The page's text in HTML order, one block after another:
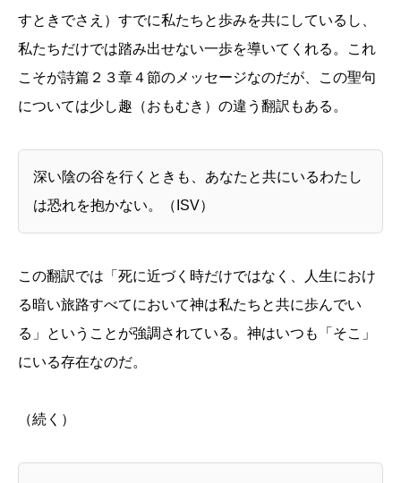
すときでさえ）すでに私たちと歩みを共にしているし、
私たちだけでは踏み出せない一歩を導いてくれる。これ
こそが詩篇２３章４節のメッセージなのだが、この聖句
については少し趣（おもむき）の違う翻訳もある。
深い陰の谷を行くときも、あなたと共にいるわたし
は恐れを抱かない。（ISV）
この翻訳では「死に近づく時だけではなく、人生におけ
る暗い旅路すべてにおいて神は私たちと共に歩んでい
る」ということが強調されている。神はいつも「そこ」
にいる存在なのだ。
（続く）